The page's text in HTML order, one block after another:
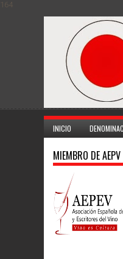
164
INICIO
MIEMBRO DE AEPV